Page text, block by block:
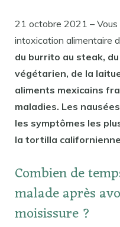
21 octobre 2021 –
intoxication alimentaire
du burrito au steak,
végétarien, de la
aliments mexicains
maladies. Les
les symptômes les
la tortilla
Combien de
malade après
moisissure ?